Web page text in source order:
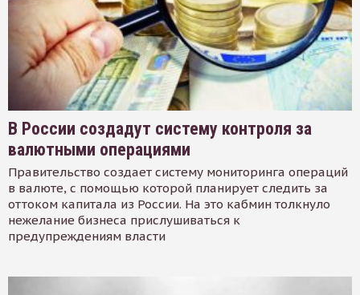
В России создадут систему контроля за
валютными операциями
Правительство создает систему мониторинга операций
в валюте, с помощью которой планирует следить за
оттоком капитала из России. На это кабмин толкнуло
нежелание бизнеса прислушиваться к
предупреждениям власти